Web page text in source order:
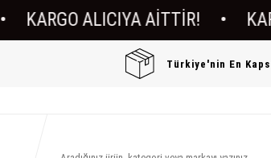
KARGO ALICIYA AİTTİR! •
Türkiye'nin En